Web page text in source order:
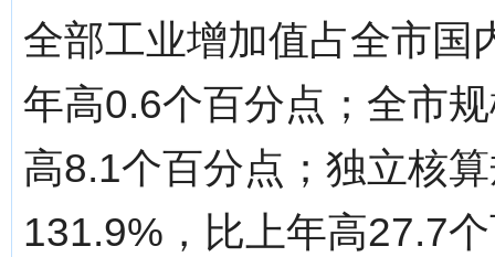
全部工业增加值占全市国
年高0.6个百分点；全市
高8.1个百分点；独立核
131.9%，比上年高27.7